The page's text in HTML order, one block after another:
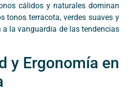
cálidos y naturales dominan
tonos terracota, verdes suaves y
la vanguardia de las tendencias
y Ergonomía en